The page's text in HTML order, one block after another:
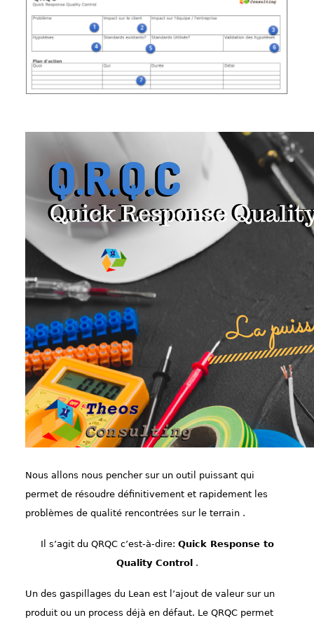
Nous allons nous pencher sur un outil puissant qui
permet de résoudre définitivement et rapidement les
problèmes de qualité rencontrées sur le terrain .
Il s’agit du QRQC c’est-à-dire: Quick Response to
Quality Control .
Un des gaspillages du Lean est l’ajout de valeur sur un
produit ou un process déjà en défaut. Le QRQC permet